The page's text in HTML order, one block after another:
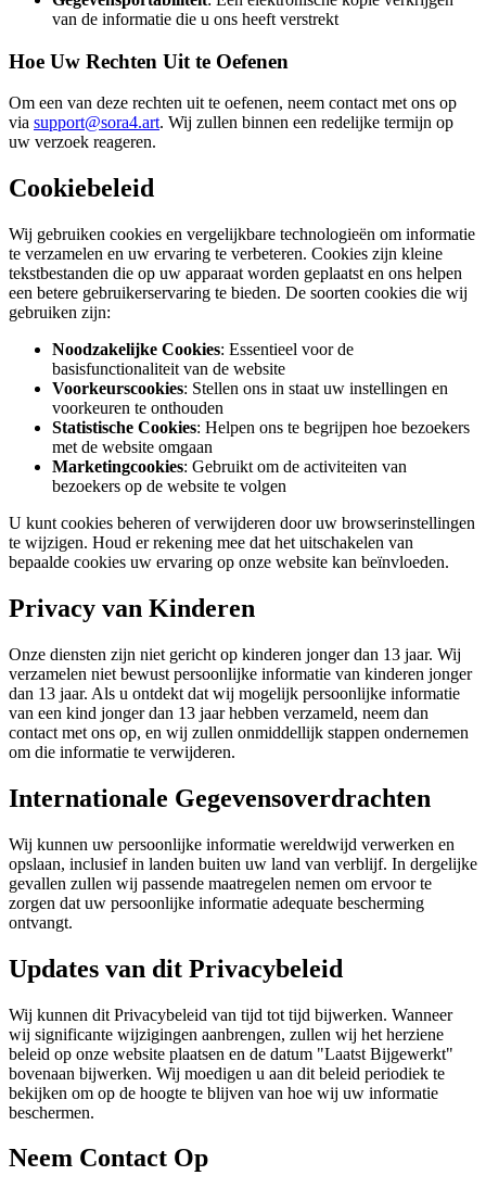
van de informatie die u ons heeft verstrekt
Hoe Uw Rechten Uit te Oefenen
Om een van deze rechten uit te oefenen, neem contact met ons op
via support@sora4.art. Wij zullen binnen een redelijke termijn op
uw verzoek reageren.
Cookiebeleid
Wij gebruiken cookies en vergelijkbare technologieën om informatie
te verzamelen en uw ervaring te verbeteren. Cookies zijn kleine
tekstbestanden die op uw apparaat worden geplaatst en ons helpen
een betere gebruikerservaring te bieden. De soorten cookies die wij
gebruiken zijn:
Noodzakelijke Cookies: Essentieel voor de
basisfunctionaliteit van de website
Voorkeurscookies: Stellen ons in staat uw instellingen en
voorkeuren te onthouden
Statistische Cookies: Helpen ons te begrijpen hoe bezoekers
met de website omgaan
Marketingcookies: Gebruikt om de activiteiten van
bezoekers op de website te volgen
U kunt cookies beheren of verwijderen door uw browserinstellingen
te wijzigen. Houd er rekening mee dat het uitschakelen van
bepaalde cookies uw ervaring op onze website kan beïnvloeden.
Privacy van Kinderen
Onze diensten zijn niet gericht op kinderen jonger dan 13 jaar. Wij
verzamelen niet bewust persoonlijke informatie van kinderen jonger
dan 13 jaar. Als u ontdekt dat wij mogelijk persoonlijke informatie
van een kind jonger dan 13 jaar hebben verzameld, neem dan
contact met ons op, en wij zullen onmiddellijk stappen ondernemen
om die informatie te verwijderen.
Internationale Gegevensoverdrachten
Wij kunnen uw persoonlijke informatie wereldwijd verwerken en
opslaan, inclusief in landen buiten uw land van verblijf. In dergelijke
gevallen zullen wij passende maatregelen nemen om ervoor te
zorgen dat uw persoonlijke informatie adequate bescherming
ontvangt.
Updates van dit Privacybeleid
Wij kunnen dit Privacybeleid van tijd tot tijd bijwerken. Wanneer
wij significante wijzigingen aanbrengen, zullen wij het herziene
beleid op onze website plaatsen en de datum "Laatst Bijgewerkt"
bovenaan bijwerken. Wij moedigen u aan dit beleid periodiek te
bekijken om op de hoogte te blijven van hoe wij uw informatie
beschermen.
Neem Contact Op